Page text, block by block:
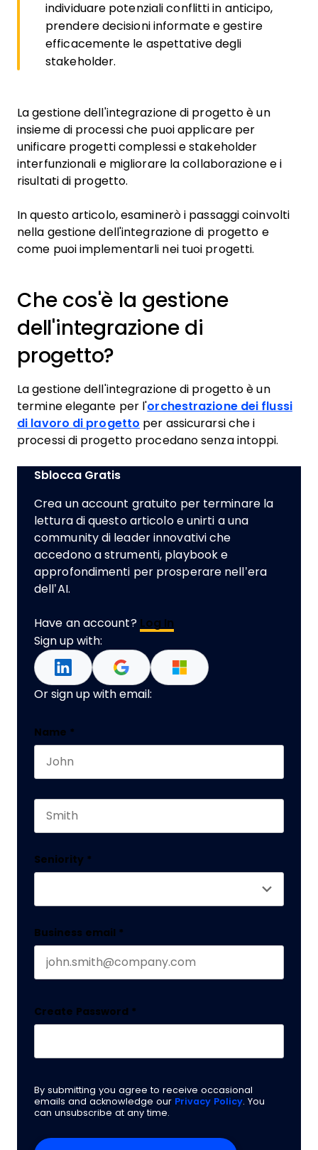
individuare potenziali conflitti in anticipo,
prendere decisioni informate e gestire
efficacemente le aspettative degli
stakeholder.
La gestione dell'integrazione di progetto è un
insieme di processi che puoi applicare per
unificare progetti complessi e stakeholder
interfunzionali e migliorare la collaborazione e i
risultati di progetto.
In questo articolo, esaminerò i passaggi coinvolti
nella gestione dell'integrazione di progetto e
come puoi implementarli nei tuoi progetti.
Che cos'è la gestione
dell'integrazione di
progetto?
La gestione dell'integrazione di progetto è un
termine elegante per l'orchestrazione dei flussi
di lavoro di progetto per assicurarsi che i
processi di progetto procedano senza intoppi.
Sblocca Gratis
Crea un account gratuito per terminare la
lettura di questo articolo e unirti a una
community di leader innovativi che
accedono a strumenti, playbook e
approfondimenti per prosperare nell’era
dell’AI.
Have an account? Log In
Sign up with:
Or sign up with email:
X/Twitter
Name *
Seniority *
Business email *
Create Password *
By submitting you agree to receive occasional
emails and acknowledge our Privacy Policy. You
can unsubscribe at any time.